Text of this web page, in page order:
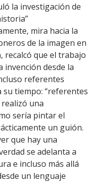
la investigación de
mira hacia la
de la imagen en
recalcó que el trabajo
invención desde la
referentes
tiempo: “referentes
una
sería pintar el
un guión.
que hay una
se adelanta a
e incluso más allá
un lenguaje